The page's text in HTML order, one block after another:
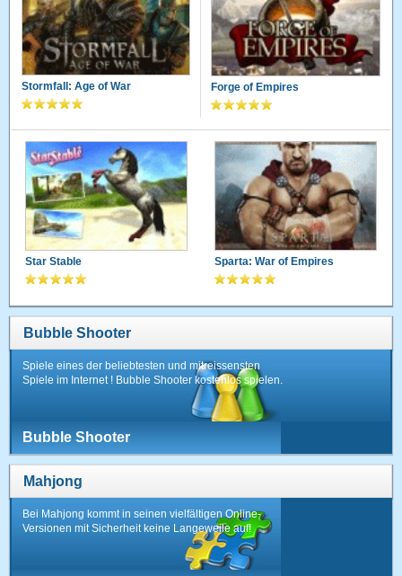
Stormfall: Age of War Forge of Empires
Star Stable Sparta: War of Empires
Bubble Shooter
Spiele eines der beliebtesten und mitreissensten
Spiele im Internet ! Bubble Shooter kostenlos spielen.
Bubble Shooter
Mahjong
Bei Mahjong kommt in seinen vielfältigen Online-
Versionen mit Sicherheit keine Langeweile auf!